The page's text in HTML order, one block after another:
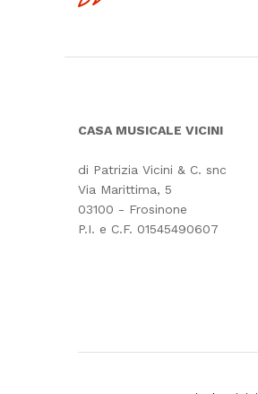
CASA MUSICALE VICINI
di Patrizia Vicini & C. snc
Via Marittima, 5
03100 - Frosinone
P.I. e C.F. 01545490607